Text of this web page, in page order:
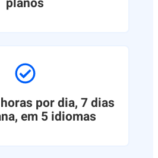
por dia, 7 dias
em 5 idiomas